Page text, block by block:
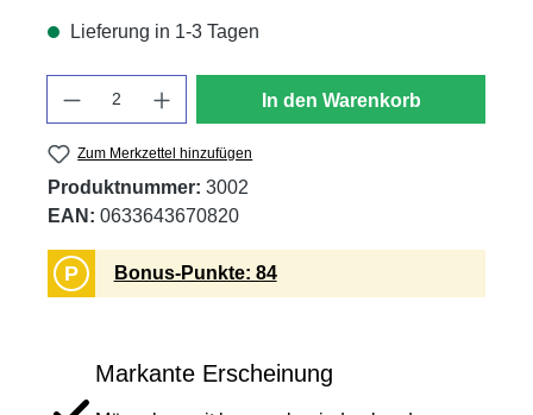
Lieferung in 1-3 Tagen
In den Warenkorb
Zum Merkzettel hinzufügen
Produktnummer: 3002
EAN: 0633643670820
P Bonus-Punkte: 84
Markante Erscheinung